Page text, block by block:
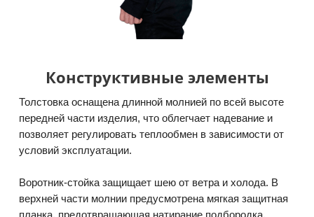
Конструктивные элементы
Толстовка оснащена длинной молнией по всей высоте
передней части изделия, что облегчает надевание и
позволяет регулировать теплообмен в зависимости от
условий эксплуатации.
Воротник-стойка защищает шею от ветра и холода. В
верхней части молнии предусмотрена мягкая защитная
планка, предотвращающая натирание подбородка.